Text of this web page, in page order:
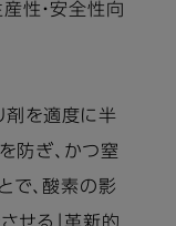
性・安全性向
剤を適度に半
防ぎ、かつ窒
で、酸素の影